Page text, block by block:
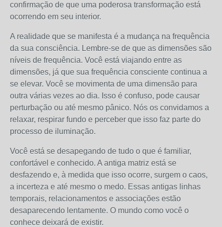
confirmação de que uma poderosa transformação está
ocorrendo em seu interior.
A realidade que se manifesta é a mudança na frequência
da sua consciência. Lembre-se de que as dimensões são
níveis de frequência. Você está viajando entre as
dimensões, já que sua frequência consciente continua a
se elevar. Você se movimenta de uma dimensão para
outra várias vezes ao dia. Isso é confuso, pode causar
perturbação ou até mesmo pânico. Nós os convidamos a
relaxar, respirar fundo e perceber que isso faz parte do
processo de iluminação.
Você está se desapegando de tudo o que é familiar,
confortável e conhecido. A antiga matriz está se
desfazendo e, à medida que isso ocorre, surgem o caos,
a incerteza e até mesmo o medo. Essas antigas linhas
temporais, relacionamentos e associações estão
desaparecendo lentamente. O mundo como você o
conhece deixará de existir.